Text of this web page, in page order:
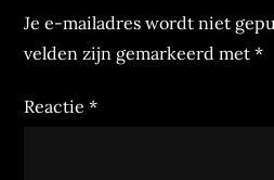
Je e-mailadres wordt niet
velden zijn gemarkeerd met*
Reactie*